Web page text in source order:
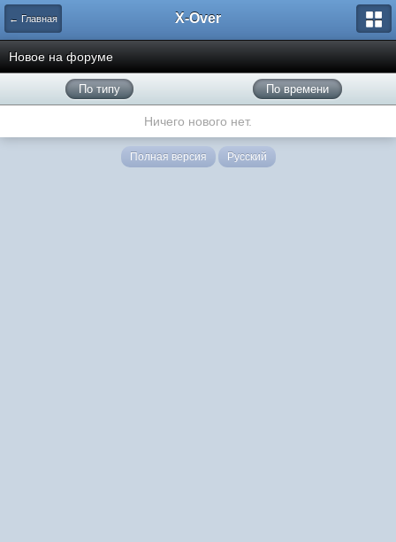
← Главная X-Over
Новое на форуме
По типу По времени
Ничего нового нет.
Полная версия Русский